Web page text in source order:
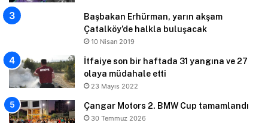
Başbakan Erhürman, yarın akşam
Çatalköy’de halkla buluşacak
10 Nisan 2019
İtfaiye son bir haftada 31 yangına ve 27
olaya müdahale etti
23 Mayıs 2022
Çangar Motors 2. BMW Cup tamamlandı
30 Temmuz 2026